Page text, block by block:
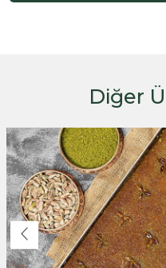
Diğer